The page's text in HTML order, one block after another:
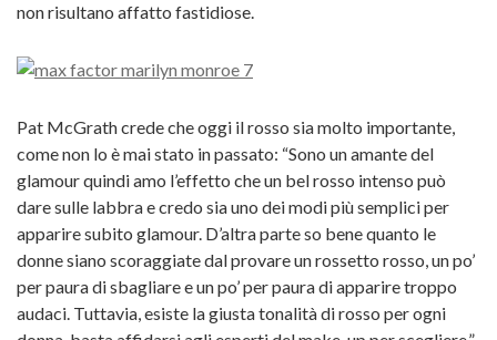
non risultano affatto fastidiose.
Pat McGrath crede che oggi il rosso sia molto importante,
come non lo è mai stato in passato: “Sono un amante del
glamour quindi amo l’effetto che un bel rosso intenso può
dare sulle labbra e credo sia uno dei modi più semplici per
apparire subito glamour. D’altra parte so bene quanto le
donne siano scoraggiate dal provare un rossetto rosso, un po’
per paura di sbagliare e un po’ per paura di apparire troppo
audaci. Tuttavia, esiste la giusta tonalità di rosso per ogni